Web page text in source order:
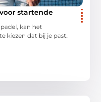
startende
kan het
kiezen dat bij je past.